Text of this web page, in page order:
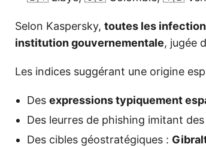
Selon Kaspersky, toutes les
institution gouvernementale, jugée
Les indices suggérant une origine
Des expressions typiquement
Des leurres de phishing imitant des
Des cibles géostratégiques :